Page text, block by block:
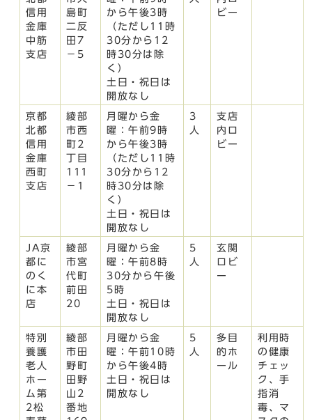
信用
金庫
中筋
支店
島町
二反
田7
－5
から午後3時
（ただし11時
30分から12
時30分は除
く）
土日・祝日は
開放なし
ビー
京都
北都
信用
金庫
西町
支店
綾部
市西
町2
丁目
111
－1
月曜から金
曜：午前9時
から午後3時
（ただし11時
30分から12
時30分は除
く）
土日・祝日は
開放なし
3
人
支店
内ロ
ビー
JA京
都に
のく
に本
店
綾部
市宮
代町
前田
20
月曜から金
曜：午前8時
30分から午後
5時
土日・祝日は
開放なし
5
人
玄関
ロビ
ー
特別
養護
老人
ホー
ム第
2松
綾部
市田
野町
田野
山2
番地
月曜から金
曜：午前10時
から午後4時
土日・祝日は
開放なし
5
人
多目
的ホ
ール
利用時
の健康
チェッ
ク、手
指消
毒、マ